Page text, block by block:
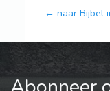
← naar Bijbel